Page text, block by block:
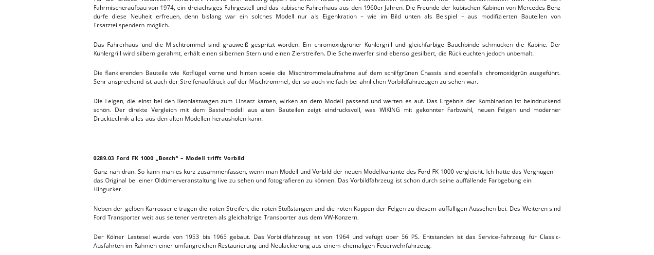
Fahrmischeraufbau von 1974, ein dreiachsiges Fahrgestell und das kubische Fahrerhaus aus den 1960er Jahren. Die Freunde der kubischen Kabinen von Mercedes-Benz
dürfe diese Neuheit erfreuen, denn bislang war ein solches Modell nur als Eigenkration – wie im Bild unten als Beispiel – aus modifizierten Bauteilen von
Ersatzteilspendern möglich.
Das Fahrerhaus und die Mischtrommel sind grauweiß gespritzt worden. Ein chromoxidgrüner Kühlergrill und gleichfarbige Bauchbinde schmücken die Kabine. Der
Kühlergrill wird silbern gerahmt, erhält einen silbernen Stern und einen Zierstreifen. Die Scheinwerfer sind ebenso gesilbert, die Rückleuchten jedoch unbemalt.
Die flankierenden Bauteile wie Kotflügel vorne und hinten sowie die Mischtrommelaufnahme auf dem schilfgrünen Chassis sind ebenfalls chromoxidgrün ausgeführt.
Sehr ansprechend ist auch der Streifenaufdruck auf der Mischtrommel, der so auch vielfach bei ähnlichen Vorbildfahrzeugen zu sehen war.
Die Felgen, die einst bei den Rennlastwagen zum Einsatz kamen, wirken an dem Modell passend und werten es auf. Das Ergebnis der Kombination ist beindruckend
schön. Der direkte Vergleich mit dem Bastelmodell aus alten Bauteilen zeigt eindrucksvoll, was WIKING mit gekonnter Farbwahl, neuen Felgen und moderner
Drucktechnik alles aus den alten Modellen herausholen kann.
0289.03 Ford FK 1000 „Bosch“ – Modell trifft Vorbild
Ganz nah dran. So kann man es kurz zusammenfassen, wenn man Modell und Vorbild der neuen Modellvariante des Ford FK 1000 vergleicht. Ich hatte das Vergnügen
das Original bei einer Oldtimerveranstaltung live zu sehen und fotografieren zu können. Das Vorbildfahrzeug ist schon durch seine auffallende Farbgebung ein
Hingucker.
Neben der gelben Karrosserie tragen die roten Streifen, die roten Stoßstangen und die roten Kappen der Felgen zu diesem auffälligen Aussehen bei. Des Weiteren sind
Ford Transporter weit aus seltener vertreten als gleichaltrige Transporter aus dem VW-Konzern.
Der Kölner Lastesel wurde von 1953 bis 1965 gebaut. Das Vorbildfahrzeug ist von 1964 und vefügt über 56 PS. Entstanden ist das Service-Fahrzeug für Classic-
Ausfahrten im Rahmen einer umfangreichen Restaurierung und Neulackierung aus einem ehemaligen Feuerwehrfahrzeug.